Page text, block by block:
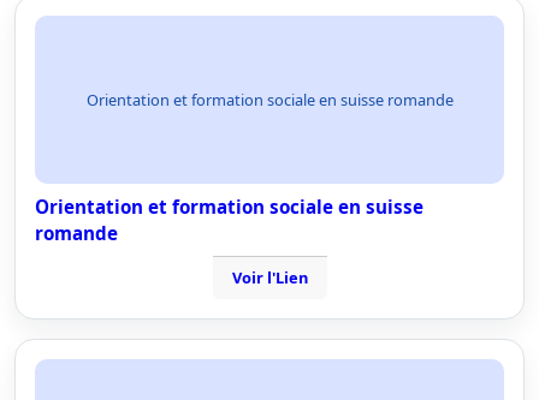
Orientation et formation sociale en suisse romande
Orientation et formation sociale en suisse
romande
Voir l'Lien